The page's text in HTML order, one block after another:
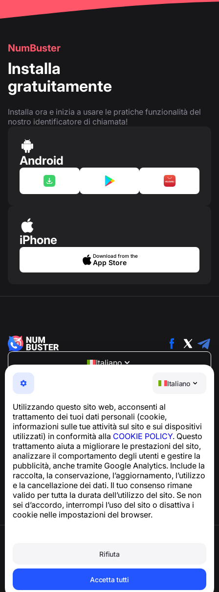
Italiano
Utilizzando questo sito web, acconsenti al
trattamento dei tuoi dati personali (cookie,
informazioni sulle tue attività sul sito e sui dispositivi
utilizzati) in conformità alla COOKIE POLICY. Questo
trattamento aiuta a migliorare le prestazioni del sito,
analizzare il comportamento degli utenti e gestire la
pubblicità, anche tramite Google Analytics. Include la
raccolta, la conservazione, l’aggiornamento, l’utilizzo
e la cancellazione dei dati. Il tuo consenso rimane
valido per tutta la durata dell’utilizzo del sito. Se non
sei d’accordo, interrompi l’uso del sito o disattiva i
cookie nelle impostazioni del browser.
Rifiuta
Accetta tutti
NumBuster
Installa
gratuitamente
Installa ora e inizia a usare le pratiche funzionalità del
nostro identificatore di chiamata!
Android
iPhone
Download from the
App Store
Italiano
NumBuster © 2013—2026 ·
support@numbuster.com
Un'app facile da usare che ti protegge da truffe
Per richieste relative alla conformità al GDPR:
support@numbuster.com
Centro assistenza
Notizie e articoli
Informazioni sul progetto
Contatti
Eliminare l’account e i dati personali